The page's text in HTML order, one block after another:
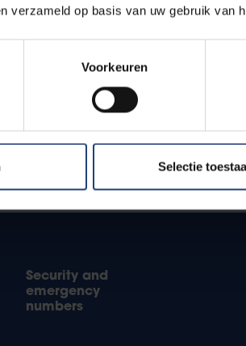
verzameld op basis van uw gebruik van
Voorkeuren
Selectie
Security and
emergency
numbers